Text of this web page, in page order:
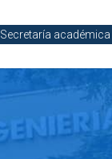
Secretaría académica